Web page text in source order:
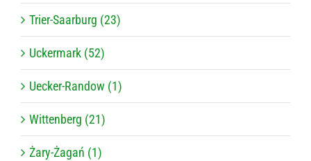
Trier-Saarburg (23)
Uckermark (52)
Uecker-Randow (1)
Wittenberg (21)
Żary-Żagań (1)